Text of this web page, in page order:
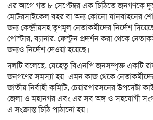
এর আগে গত ৮ সেপ্টেম্বর এক চিঠিতে জনগণকে
মোটরসাইকেল বহর বা অন্য কোনো যানবাহনের
জন্য কেন্দ্রীয়সহ তৃণমূল নেতাকর্মীদের নির্দেশ
পোস্টার, ব্যানার, ফেস্টুন প্রদর্শন করা থেকে
জন্যও নির্দেশ দেওয়া হয়েছে।
দলটি বলেছে, যেহেতু বিএনপি জনসম্পৃক্ত একটি
জনগণের সমস্যা হয়- এমন কাজ থেকে
জাতীয় নির্বাহী কমিটি, চেয়ারপারসনের উপদেষ্টা
জেলা ও মহানগর এবং এর সব অঙ্গ ও সহযোগী
এ সংক্রান্ত চিঠি পাঠানো হয়।